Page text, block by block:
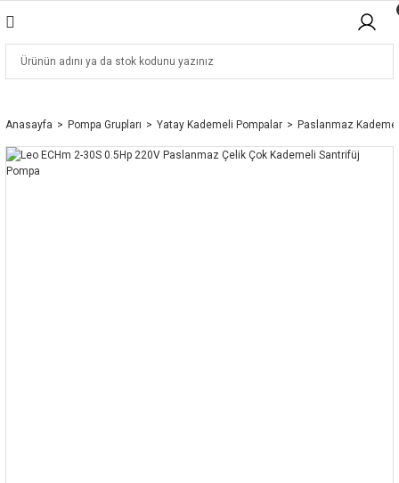
Anasayfa Pompa Grupları Yatay Kademeli Pompalar Paslanmaz